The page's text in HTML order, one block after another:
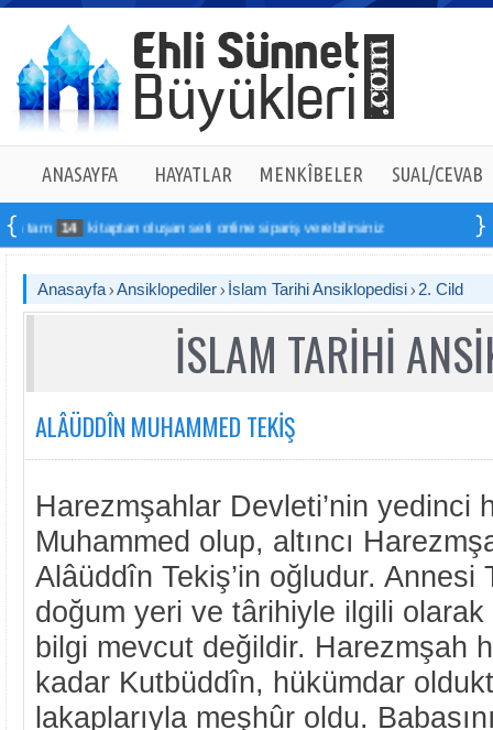
ANASAYFA HAYATLAR MENKÎBELER SUAL/CEVAB
oluşan seti online sipariş verebilirsiniz
Anasayfa Ansiklopediler İslam Tarihi Ansiklopedisi 2. Cild
İSLAM TARİHİ
ALÂÜDDÎN MUHAMMED TEKİŞ
Harezmşahlar Devleti’nin yedinci
Muhammed olup, altıncı
Alâüddîn Tekiş’in oğludur. Annesi
doğum yeri ve târihiyle ilgili
bilgi mevcut değildir. Harezmşah
kadar Kutbüddîn, hükümdar
lakaplarıyla meşhûr oldu.